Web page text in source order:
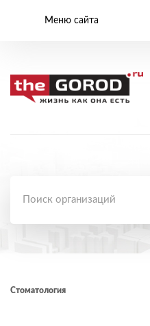
Меню сайта
Стоматология